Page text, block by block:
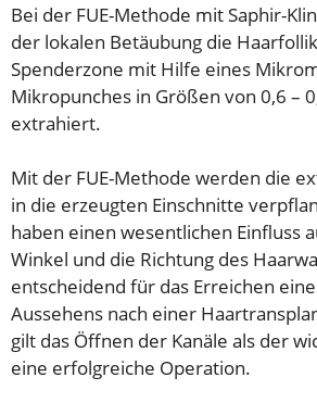
Bei der FUE-Methode mit Saphir-
der lokalen Betäubung die
Spenderzone mit Hilfe eines
Mikropunches in Größen von 0,6 –
extrahiert.
Mit der FUE-Methode werden die
in die erzeugten Einschnitte
haben einen wesentlichen Einfluss
Winkel und die Richtung des
entscheidend für das Erreichen
Aussehens nach einer
gilt das Öffnen der Kanäle als der
eine erfolgreiche Operation.